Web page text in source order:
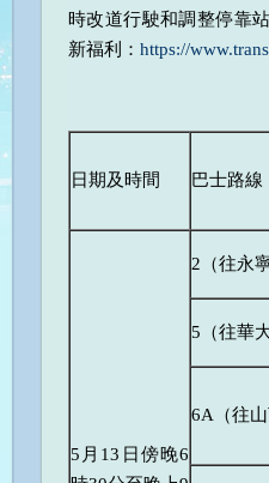
時改道行駛和調整停靠
新福利： https://
日期及時間 巴士路線
5月13日傍晚6
2（往永
5（往華
6A（往山